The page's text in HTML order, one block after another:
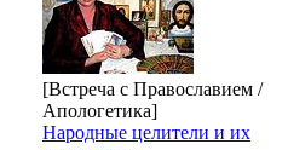
[Встреча с Православием /
Апологетика]
Народные целители и их